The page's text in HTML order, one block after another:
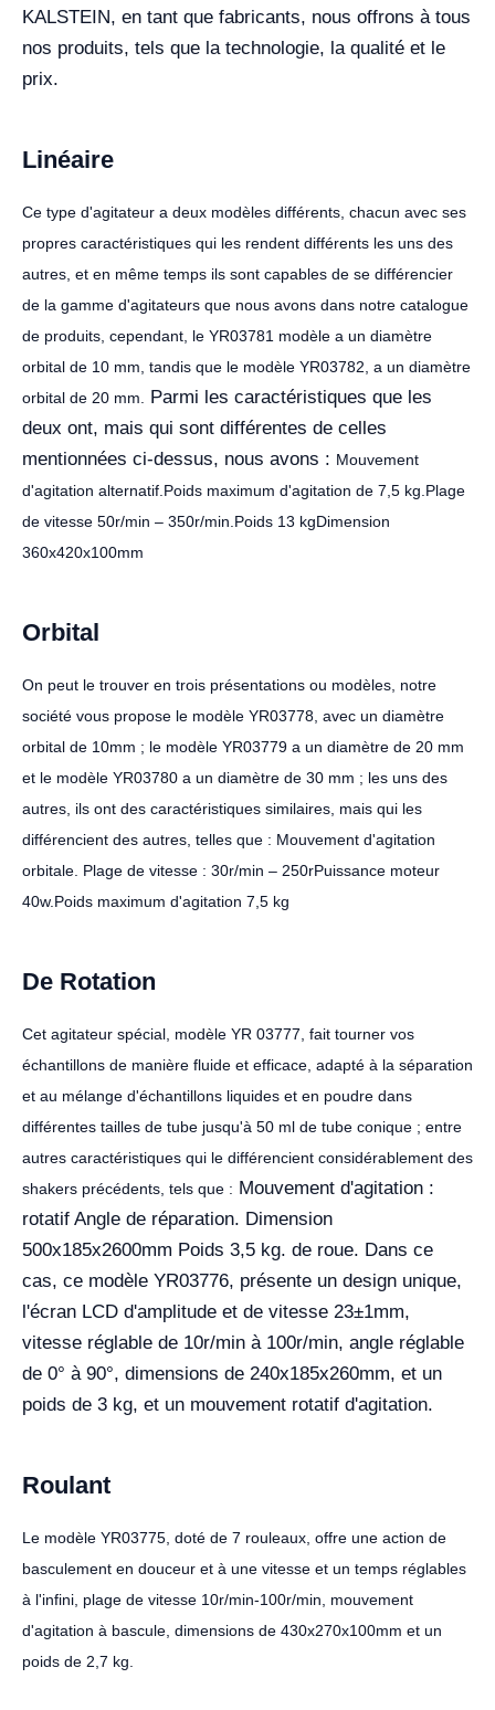
KALSTEIN, en tant que fabricants, nous offrons à tous
nos produits, tels que la technologie, la qualité et le
prix.
Linéaire
Ce type d'agitateur a deux modèles différents, chacun avec ses
propres caractéristiques qui les rendent différents les uns des
autres, et en même temps ils sont capables de se différencier
de la gamme d'agitateurs que nous avons dans notre catalogue
de produits, cependant, le YR03781 modèle a un diamètre
orbital de 10 mm, tandis que le modèle YR03782, a un diamètre
orbital de 20 mm.
Parmi les caractéristiques que les
deux ont, mais qui sont différentes de celles
mentionnées ci-dessus, nous avons : Mouvement
d'agitation alternatif.Poids maximum d'agitation de 7,5 kg.Plage
de vitesse 50r/min – 350r/min.Poids 13 kgDimension
360x420x100mm
Orbital
On peut le trouver en trois présentations ou modèles, notre
société vous propose le modèle YR03778, avec un diamètre
orbital de 10mm ; le modèle YR03779 a un diamètre de 20 mm
et le modèle YR03780 a un diamètre de 30 mm ; les uns des
autres, ils ont des caractéristiques similaires, mais qui les
différencient des autres, telles que : Mouvement d'agitation
orbitale. Plage de vitesse : 30r/min – 250rPuissance moteur
40w.Poids maximum d'agitation 7,5 kg
De Rotation
Cet agitateur spécial, modèle YR 03777, fait tourner vos
échantillons de manière fluide et efficace, adapté à la séparation
et au mélange d'échantillons liquides et en poudre dans
différentes tailles de tube jusqu'à 50 ml de tube conique ; entre
autres caractéristiques qui le différencient considérablement des
shakers précédents, tels que : Mouvement d'agitation :
rotatif Angle de réparation. Dimension
500x185x2600mm Poids 3,5 kg. de roue. Dans ce
cas, ce modèle YR03776, présente un design unique,
l'écran LCD d'amplitude et de vitesse 23±1mm,
vitesse réglable de 10r/min à 100r/min, angle réglable
de 0° à 90°, dimensions de 240x185x260mm, et un
poids de 3 kg, et un mouvement rotatif d'agitation.
Roulant
Le modèle YR03775, doté de 7 rouleaux, offre une action de
basculement en douceur et à une vitesse et un temps réglables
à l'infini, plage de vitesse 10r/min-100r/min, mouvement
d'agitation à bascule, dimensions de 430x270x100mm et un
poids de 2,7 kg.